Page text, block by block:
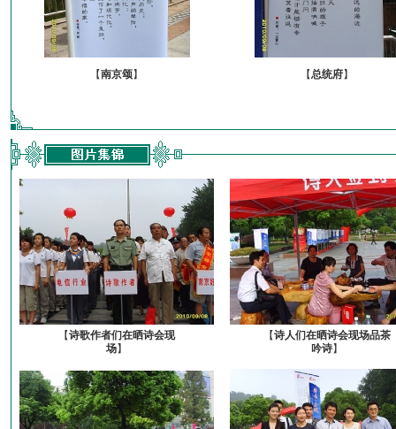
【南京颂】 【总统府】
【诗歌作者们在晒诗会现
场】
【诗人们在晒诗会现场品茶
吟诗】